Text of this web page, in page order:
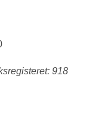
918